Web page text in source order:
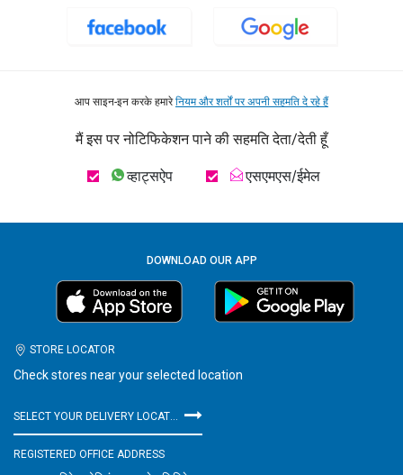
आप साइन-इन करके हमारेनियम और शर्तों पर अपनी सहमति दे रहे हैं
मैं इस पर नोटिफिकेशन पाने की सहमति देता/देती हूँ
व्हाट्सऐप एसएमएस/ईमेल
DOWNLOAD OUR APP
STORE LOCATOR
Check stores near your selected location
SELECT YOUR DELIVERY LOCATION
REGISTERED OFFICE ADDRESS